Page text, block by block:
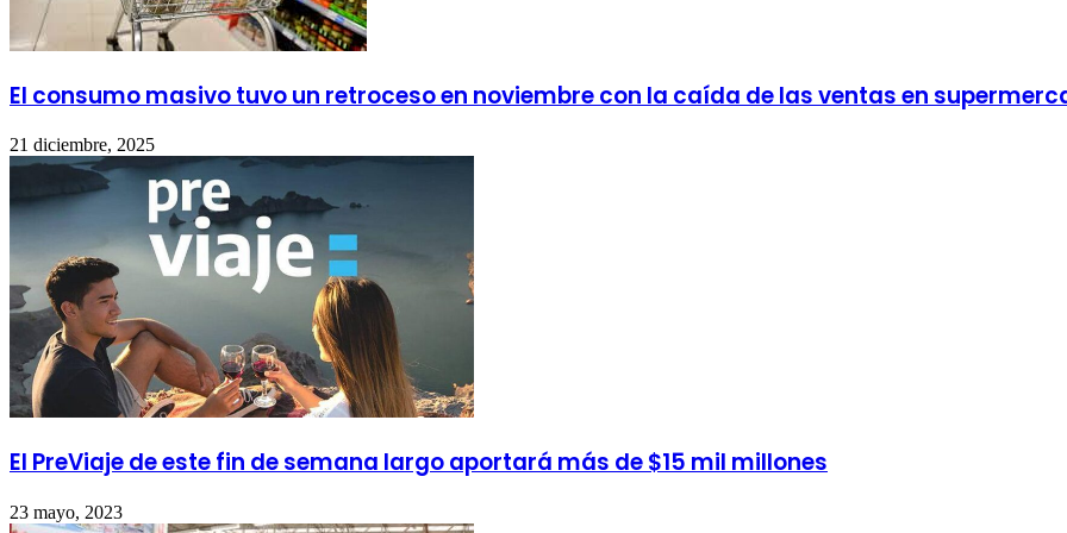
El consumo masivo tuvo un retroceso en noviembre con la caída de las ventas en
21 diciembre, 2025
El PreViaje de este fin de semana largo aportará más de $15 mil millones
23 mayo, 2023